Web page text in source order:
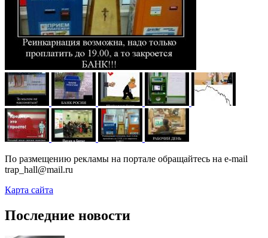
По размещению рекламы на портале обращайтесь на e-mail
trap_hall@mail.ru
Карта сайта
Последние новости